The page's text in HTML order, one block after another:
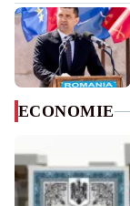
ECONOMIE